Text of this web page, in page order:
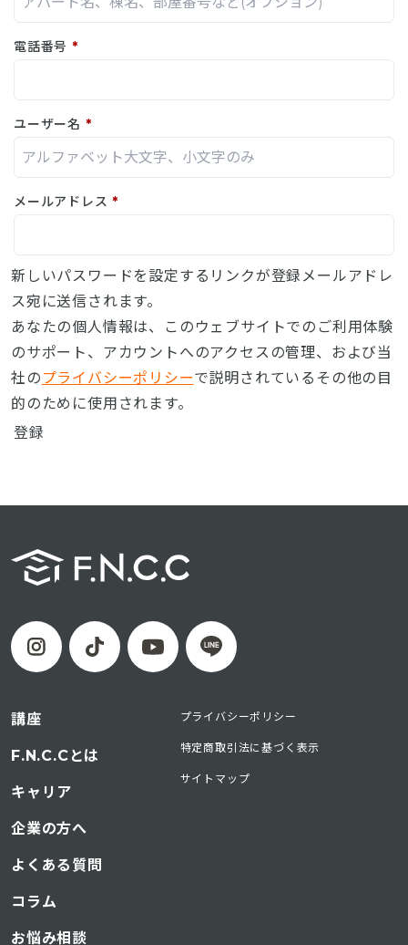
電話番号 *
ユーザー名 *
メールアドレス *
新しいパスワードを設定するリンクが登録メールアドレ
ス宛に送信されます。
あなたの個人情報は、このウェブサイトでのご利用体験
のサポート、アカウントへのアクセスの管理、および当
社の プライバシーポリシーで説明されているその他の目
的のために使用されます。
登録
講座
F.N.C.Cとは
キャリア
企業の方へ
よくある質問
コラム
お悩み相談
プライバシーポリシー
特定商取引法に基づく表示
サイトマップ